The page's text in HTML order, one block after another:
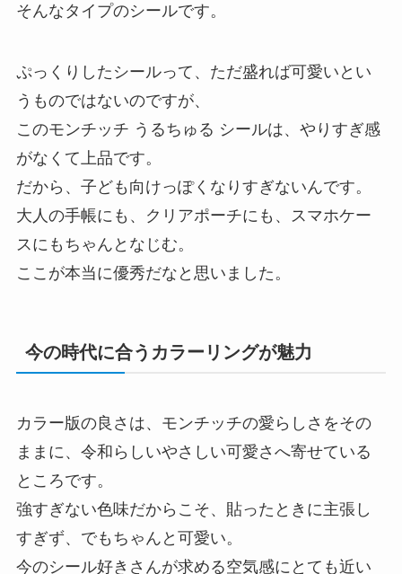
そんなタイプのシールです。
ぷっくりしたシールって、ただ盛れば可愛いとい
うものではないのですが、
このモンチッチ うるちゅる シールは、やりすぎ感
がなくて上品です。
だから、子ども向けっぽくなりすぎないんです。
大人の手帳にも、クリアポーチにも、スマホケー
スにもちゃんとなじむ。
ここが本当に優秀だなと思いました。
今の時代に合うカラーリングが魅力
カラー版の良さは、モンチッチの愛らしさをその
ままに、令和らしいやさしい可愛さへ寄せている
ところです。
強すぎない色味だからこそ、貼ったときに主張し
すぎず、でもちゃんと可愛い。
今のシール好きさんが求める空気感にとても近い